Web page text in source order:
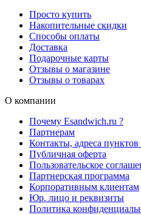
Просто купить
Накопительные скидки
Способы оплаты
Доставка
Подарочные карты
Отзывы о магазине
Отзывы о товарах
О компании
Почему Esandwich.ru ?
Партнерам
Контакты, адреса
Публичная оферта
Пользовательское
Партнерская программа
Корпоративным клиентам
Юр. лицо и реквизиты
Политика